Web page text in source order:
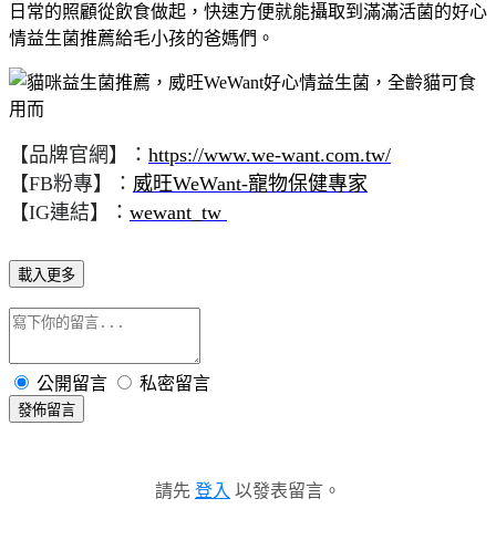
日常的照顧從飲食做起，快速方便就能攝取到滿滿活菌的好心
情益生菌推薦給毛小孩的爸媽們。
【品牌官網】： https://www.we-want.com.tw/
【FB粉專】： 威旺WeWant-寵物保健專家
【IG連結】： wewant_tw
載入更多
公開留言 私密留言
發佈留言
請先 登入 以發表留言。